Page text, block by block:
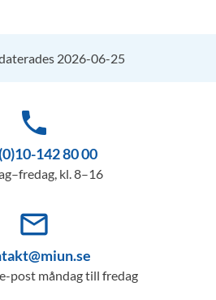
2026-06-25
phone
142 80 00
kl. 8–16
mail_outline
post måndag till fredag